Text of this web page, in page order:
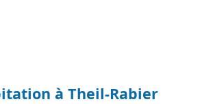
à Theil-Rabier